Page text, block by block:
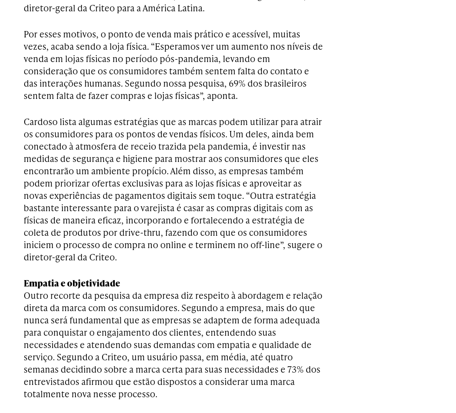
diretor-geral da Criteo para a América Latina.
Por esses motivos, o ponto de venda mais prático e acessível, muitas
vezes, acaba sendo a loja física. “Esperamos ver um aumento nos níveis de
venda em lojas físicas no período pós-pandemia, levando em
consideração que os consumidores também sentem falta do contato e
das interações humanas. Segundo nossa pesquisa, 69% dos brasileiros
sentem falta de fazer compras e lojas físicas”, aponta.
Cardoso lista algumas estratégias que as marcas podem utilizar para atrair
os consumidores para os pontos de vendas físicos. Um deles, ainda bem
conectado à atmosfera de receio trazida pela pandemia, é investir nas
medidas de segurança e higiene para mostrar aos consumidores que eles
encontrarão um ambiente propício. Além disso, as empresas também
podem priorizar ofertas exclusivas para as lojas físicas e aproveitar as
novas experiências de pagamentos digitais sem toque. “Outra estratégia
bastante interessante para o varejista é casar as compras digitais com as
físicas de maneira eficaz, incorporando e fortalecendo a estratégia de
coleta de produtos por drive-thru, fazendo com que os consumidores
iniciem o processo de compra no online e terminem no off-line”, sugere o
diretor-geral da Criteo.
Empatia e objetividade
Outro recorte da pesquisa da empresa diz respeito à abordagem e relação
direta da marca com os consumidores. Segundo a empresa, mais do que
nunca será fundamental que as empresas se adaptem de forma adequada
para conquistar o engajamento dos clientes, entendendo suas
necessidades e atendendo suas demandas com empatia e qualidade de
serviço. Segundo a Criteo, um usuário passa, em média, até quatro
semanas decidindo sobre a marca certa para suas necessidades e 73% dos
entrevistados afirmou que estão dispostos a considerar uma marca
totalmente nova nesse processo.